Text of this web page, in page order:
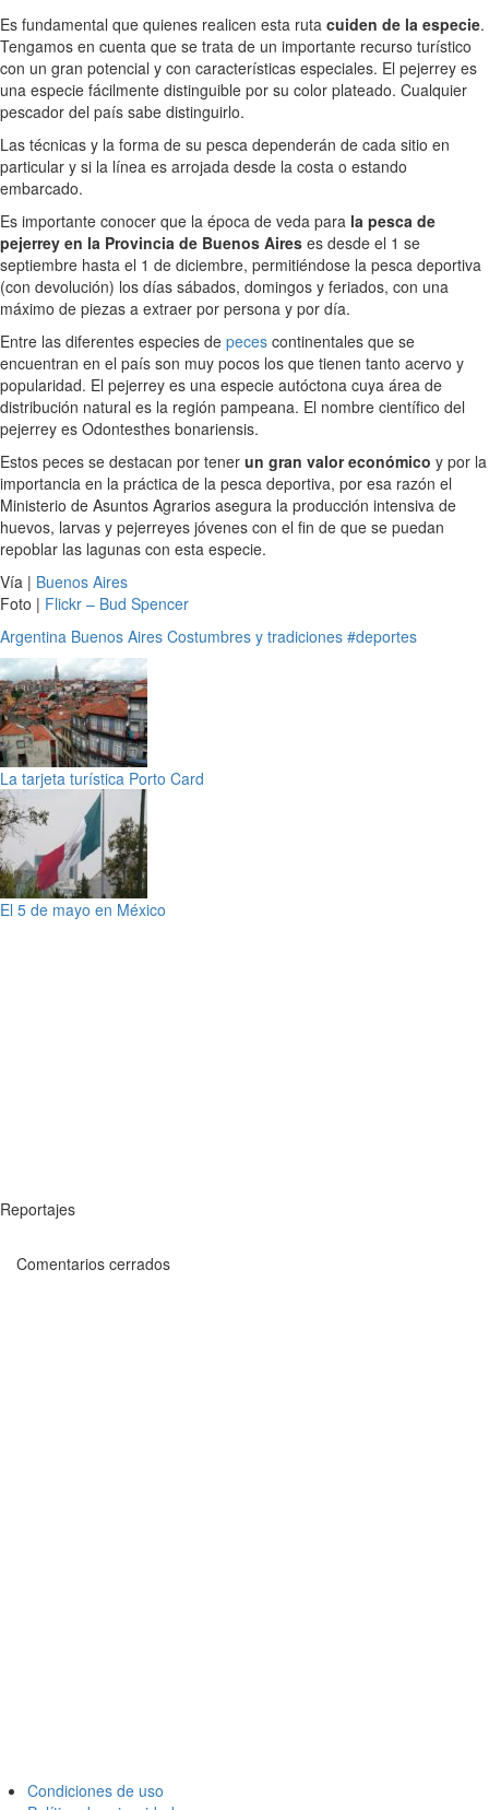
Es fundamental que quienes realicen esta ruta cuiden de la especie.
Tengamos en cuenta que se trata de un importante recurso turístico
con un gran potencial y con características especiales. El pejerrey es
una especie fácilmente distinguible por su color plateado. Cualquier
pescador del país sabe distinguirlo.
Las técnicas y la forma de su pesca dependerán de cada sitio en
particular y si la línea es arrojada desde la costa o estando
embarcado.
Es importante conocer que la época de veda para la pesca de
pejerrey en la Provincia de Buenos Aires es desde el 1 se
septiembre hasta el 1 de diciembre, permitiéndose la pesca deportiva
(con devolución) los días sábados, domingos y feriados, con una
máximo de piezas a extraer por persona y por día.
Entre las diferentes especies de peces continentales que se
encuentran en el país son muy pocos los que tienen tanto acervo y
popularidad. El pejerrey es una especie autóctona cuya área de
distribución natural es la región pampeana. El nombre científico del
pejerrey es Odontesthes bonariensis.
Estos peces se destacan por tener un gran valor económico y por la
importancia en la práctica de la pesca deportiva, por esa razón el
Ministerio de Asuntos Agrarios asegura la producción intensiva de
huevos, larvas y pejerreyes jóvenes con el fin de que se puedan
repoblar las lagunas con esta especie.
Vía | Buenos Aires
Foto | Flickr – Bud Spencer
Argentina Buenos Aires Costumbres y tradiciones #deportes
La tarjeta turística Porto Card
El 5 de mayo en México
Reportajes
Comentarios cerrados
Condiciones de uso